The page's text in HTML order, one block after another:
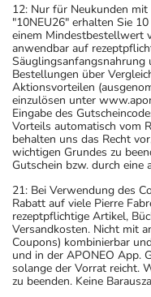
12: Nur für Neukunden
"10NEU26" erhalten Sie
einem Mindestbestellwert
anwendbar auf
Säuglingsanfangsnahrung
Bestellungen über
Aktionsvorteilen
einzulösen unter
Eingabe des
Vorteils automatisch vom
behalten uns das Recht
wichtigen Grundes zu
Gutschein bzw. durch eine
21: Bei Verwendung des
Rabatt auf viele Pierre
rezeptpflichtige Artikel,
Versandkosten. Nicht mit
Coupons) kombinierbar
und in der APONEO App.
solange der Vorrat reicht.
zu beenden. Keine